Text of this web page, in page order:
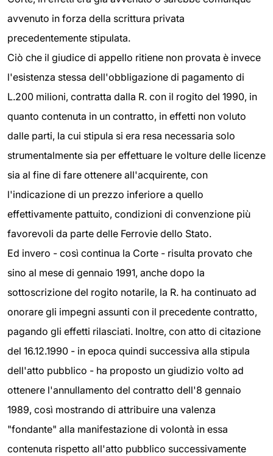
avvenuto in forza della scrittura privata
precedentemente stipulata.
Ciò che il giudice di appello ritiene non provata è invece
l'esistenza stessa dell'obbligazione di pagamento di
L.200 milioni, contratta dalla R. con il rogito del 1990, in
quanto contenuta in un contratto, in effetti non voluto
dalle parti, la cui stipula si era resa necessaria solo
strumentalmente sia per effettuare le volture delle licenze
sia al fine di fare ottenere all'acquirente, con
l'indicazione di un prezzo inferiore a quello
effettivamente pattuito, condizioni di convenzione più
favorevoli da parte delle Ferrovie dello Stato.
Ed invero - così continua la Corte - risulta provato che
sino al mese di gennaio 1991, anche dopo la
sottoscrizione del rogito notarile, la R. ha continuato ad
onorare gli impegni assunti con il precedente contratto,
pagando gli effetti rilasciati. Inoltre, con atto di citazione
del 16.12.1990 - in epoca quindi successiva alla stipula
dell'atto pubblico - ha proposto un giudizio volto ad
ottenere l'annullamento del contratto dell'8 gennaio
1989, così mostrando di attribuire una valenza
"fondante" alla manifestazione di volontà in essa
contenuta rispetto all'atto pubblico successivamente